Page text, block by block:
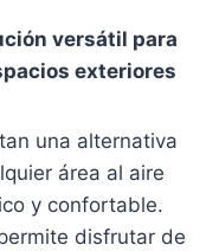
versátil para
exteriores
una alternativa
área al aire
y confortable.
disfrutar de